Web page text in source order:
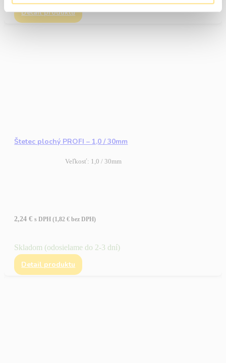
Detail produktu
Štetec plochý PROFI – 1,0 / 30mm
Veľkosť: 1,0 / 30mm
2,24€ s DPH (1,82€ bez DPH)
Skladom (odosielame do 2-3 dní)
Detail produktu